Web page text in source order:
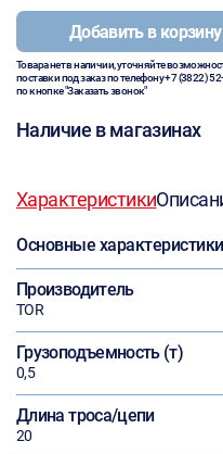
Добавить в корзину
Товара нет в наличии, уточняйте
поставки под заказ по телефону+7 (3822)
по кнопке "Заказать звонок"
Наличие в магазинах
Характеристики
Основные характеристики
Производитель
TOR
Грузоподъемность (т)
0,5
Длина троса/цепи
20